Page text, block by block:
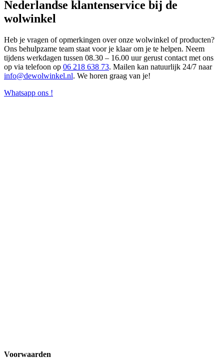
Nederlandse klantenservice bij de
wolwinkel
Heb je vragen of opmerkingen over onze wolwinkel of producten?
Ons behulpzame team staat voor je klaar om je te helpen. Neem
tijdens werkdagen tussen 08.30 – 16.00 uur gerust contact met ons
op via telefoon op 06 218 638 73. Mailen kan natuurlijk 24/7 naar
info@dewolwinkel.nl. We horen graag van je!
Whatsapp ons !
Voorwaarden